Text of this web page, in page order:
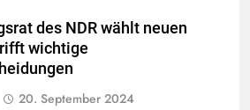
des NDR wählt neuen
wichtige
20. September 2024